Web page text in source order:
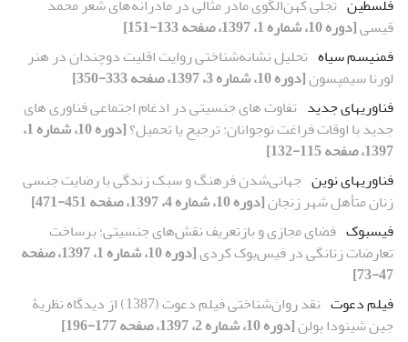
قیسی[دوره 10، شماره 1، 1397، صفحه 133-151]
فمنیسم سیاه تحلیل نشانه‌شناختی روایت اقلیت دوچندان در هنر
لورنا سیمپسون[دوره 10، شماره 3، 1397، صفحه 333-350]
فناوری‏های جدید تفاوت‏ های جنسیتی در ادغام اجتماعی فناوری‏ های
جدید با اوقات فراغت نوجوانان: ترجیح یا تحمیل؟
[دوره 10، شماره 1،
1397، صفحه 115-132]
فناوری‏های نوین جهانی‌شدن فرهنگ و سبک زندگی با رضایت جنسی
زنان متأهل شهر زنجان[دوره 10، شماره 4، 1397، صفحه 451-471]
فیس‏بوک فضای مجازی و بازتعریف نقش‌های جنسیتی؛ برساخت
تعارضات زنانگی در فیس‌بوک کردی
[دوره 10، شماره 1، 1397، صفحه
47-73]
فیلم دعوت
نقد روان‌شناختی فیلم دعوت (1387) از دیدگاه نظریۀ
جین شینودا بولن[دوره 10، شماره 2، 1397، صفحه 177-196]